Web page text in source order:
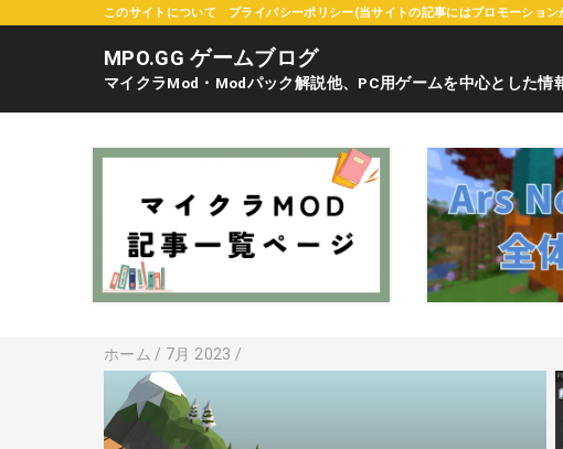
このサイトについて プライバシーポリシー(当サイトの記事にはプロモーショ
MPO.GG ゲームブログ
マイクラMod・Modパック解説他、PC用ゲームを中心とした情
ホーム / 7月 2023 /